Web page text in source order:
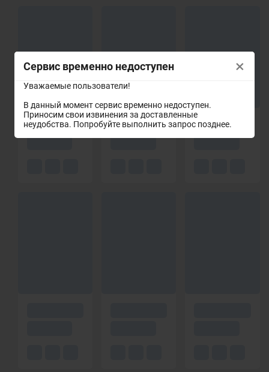
Сервис временно недоступен
Уважаемые пользователи!
В данный момент сервис временно недоступен.
Приносим свои извинения за доставленные
неудобства. Попробуйте выполнить запрос позднее.
×